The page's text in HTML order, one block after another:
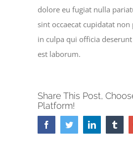
dolore eu fugiat nulla
sint occaecat cupidatat
in culpa qui officia
est laborum.
Share This Post,
Platform!
FacebookTwitterLinkedin